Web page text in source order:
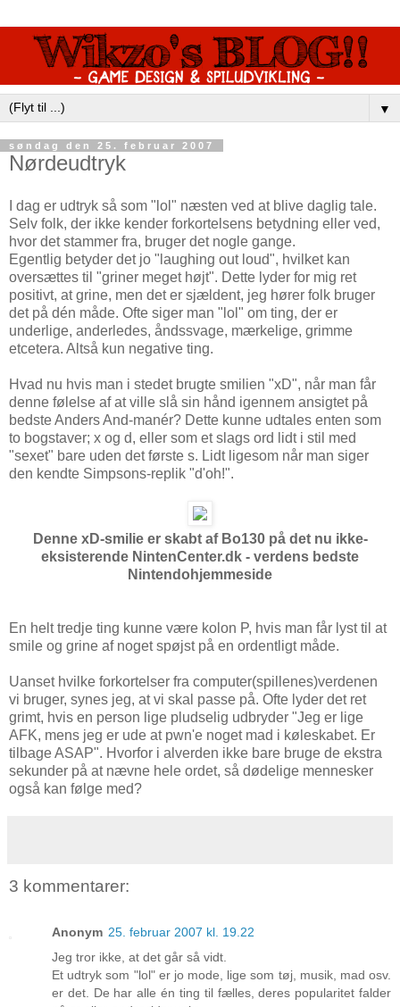
▼
søndag den 25. februar 2007
Nørdeudtryk
I dag er udtryk så som "lol" næsten ved at blive daglig tale.
Selv folk, der ikke kender forkortelsens betydning eller ved,
hvor det stammer fra, bruger det nogle gange.
Egentlig betyder det jo "laughing out loud", hvilket kan
oversættes til "griner meget højt". Dette lyder for mig ret
positivt, at grine, men det er sjældent, jeg hører folk bruger
det på dén måde. Ofte siger man "lol" om ting, der er
underlige, anderledes, åndssvage, mærkelige, grimme
etcetera. Altså kun negative ting.
Hvad nu hvis man i stedet brugte smilien "xD", når man får
denne følelse af at ville slå sin hånd igennem ansigtet på
bedste Anders And-manér? Dette kunne udtales enten som
to bogstaver; x og d, eller som et slags ord lidt i stil med
"sexet" bare uden det første s. Lidt ligesom når man siger
den kendte Simpsons-replik "d'oh!".
Denne xD-smilie er skabt af Bo130 på det nu ikke-
eksisterende NintenCenter.dk - verdens bedste
Nintendohjemmeside
En helt tredje ting kunne være kolon P, hvis man får lyst til at
smile og grine af noget spøjst på en ordentligt måde.
Uanset hvilke forkortelser fra computer(spillenes)verdenen
vi bruger, synes jeg, at vi skal passe på. Ofte lyder det ret
grimt, hvis en person lige pludselig udbryder "Jeg er lige
AFK, mens jeg er ude at pwn'e noget mad i køleskabet. Er
tilbage ASAP". Hvorfor i alverden ikke bare bruge de ekstra
sekunder på at nævne hele ordet, så dødelige mennesker
også kan følge med?
3 kommentarer:
Anonym 25. februar 2007 kl. 19.22
Jeg tror ikke, at det går så vidt.
Et udtryk som "lol" er jo mode, lige som tøj, musik, mad osv.
er det. De har alle én ting til fælles, deres popularitet falder